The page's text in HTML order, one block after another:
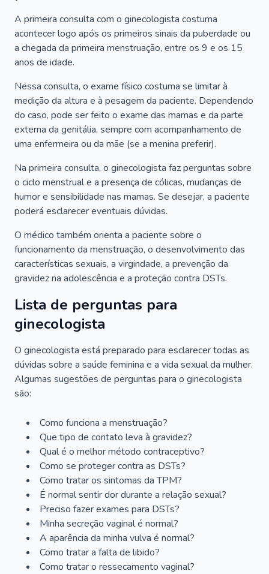
A primeira consulta com o ginecologista costuma
acontecer logo após os primeiros sinais da puberdade ou
a chegada da primeira menstruação, entre os 9 e os 15
anos de idade.
Nessa consulta, o exame físico costuma se limitar à
medição da altura e à pesagem da paciente. Dependendo
do caso, pode ser feito o exame das mamas e da parte
externa da genitália, sempre com acompanhamento de
uma enfermeira ou da mãe (se a menina preferir).
Na primeira consulta, o ginecologista faz perguntas sobre
o ciclo menstrual e a presença de cólicas, mudanças de
humor e sensibilidade nas mamas. Se desejar, a paciente
poderá esclarecer eventuais dúvidas.
O médico também orienta a paciente sobre o
funcionamento da menstruação, o desenvolvimento das
características sexuais, a virgindade, a prevenção da
gravidez na adolescência e a proteção contra DSTs.
Lista de perguntas para
ginecologista
O ginecologista está preparado para esclarecer todas as
dúvidas sobre a saúde feminina e a vida sexual da mulher.
Algumas sugestões de perguntas para o ginecologista
são:
Como funciona a menstruação?
Que tipo de contato leva à gravidez?
Qual é o melhor método contraceptivo?
Como se proteger contra as DSTs?
Como tratar os sintomas da TPM?
É normal sentir dor durante a relação sexual?
Preciso fazer exames para DSTs?
Minha secreção vaginal é normal?
A aparência da minha vulva é normal?
Como tratar a falta de libido?
Como tratar o ressecamento vaginal?